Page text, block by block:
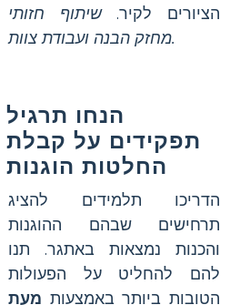
הציורים לקיר.שיתוף חזותי
מחזק הבנה ועבודת צוות.
הנחו תרגיל
תפקידים על קבלת
החלטות הוגנות
הדריכו תלמידים להציג
תרחישים שבהם ההוגנות
והכנות נמצאות באתגר. תנו
להם להחליט על הפעולות
הטובות ביותר באמצעות מעת